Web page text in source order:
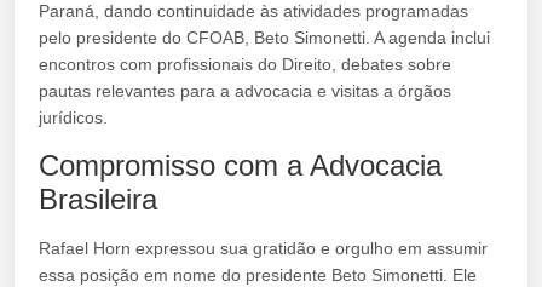
Paraná, dando continuidade às atividades programadas
pelo presidente do CFOAB, Beto Simonetti. A agenda inclui
encontros com profissionais do Direito, debates sobre
pautas relevantes para a advocacia e visitas a órgãos
jurídicos.
Compromisso com a Advocacia
Brasileira
Rafael Horn expressou sua gratidão e orgulho em assumir
essa posição em nome do presidente Beto Simonetti. Ele